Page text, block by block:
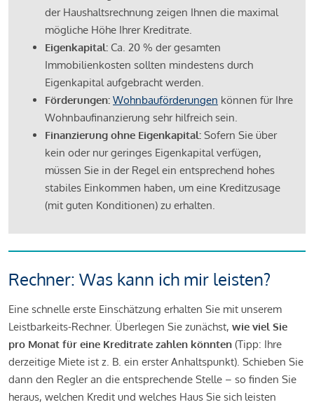
der Haushaltsrechnung zeigen Ihnen die maximal
mögliche Höhe Ihrer Kreditrate.
Eigenkapital: Ca. 20 % der gesamten
Immobilienkosten sollten mindestens durch
Eigenkapital aufgebracht werden.
Förderungen: Wohnbauförderungen können für Ihre
Wohnbaufinanzierung sehr hilfreich sein.
Finanzierung ohne Eigenkapital: Sofern Sie über
kein oder nur geringes Eigenkapital verfügen,
müssen Sie in der Regel ein entsprechend hohes
stabiles Einkommen haben, um eine Kreditzusage
(mit guten Konditionen) zu erhalten.
Rechner: Was kann ich mir leisten?
Eine schnelle erste Einschätzung erhalten Sie mit unserem
Leistbarkeits-Rechner. Überlegen Sie zunächst, wie viel Sie
pro Monat für eine Kreditrate zahlen könnten (Tipp: Ihre
derzeitige Miete ist z. B. ein erster Anhaltspunkt). Schieben Sie
dann den Regler an die entsprechende Stelle – so finden Sie
heraus, welchen Kredit und welches Haus Sie sich leisten